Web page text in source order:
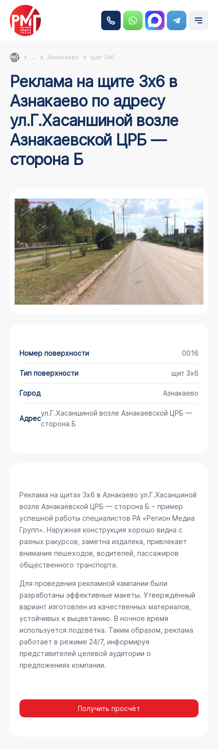
... Азнакаево щит 3х6
Реклама на щите 3х6 в
Азнакаево по адресу
ул.Г.Хасаншиной возле
Азнакаевской ЦРБ —
сторона Б
Номер поверхности 0016
Тип поверхности щит 3х6
Город Азнакаево
Адрес
ул.Г.Хасаншиной возле Азнакаевской ЦРБ —
сторона Б
Реклама на щитах 3х6 в Азнакаево ул.Г.Хасаншиной
возле Азнакаевской ЦРБ — сторона Б − пример
успешной работы специалистов РА «Регион Медиа
Групп». Наружная конструкция хорошо видна с
разных ракурсов, заметна издалека, привлекает
внимание пешеходов, водителей, пассажиров
общественного транспорта.
Для проведения рекламной кампании были
разработаны эффективные макеты. Утверждённый
вариант изготовлен из качественных материалов,
устойчивых к выцветанию. В ночное время
используется подсветка. Таким образом, реклама
работает в режиме 24/7, информируя
представителей целевой аудитории о
предложениях компании.
Получить просчёт